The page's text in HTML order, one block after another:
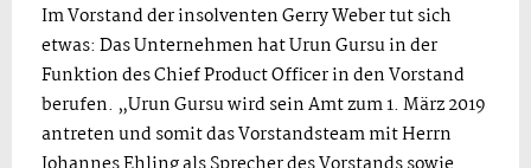
Im Vorstand der insolventen Gerry Weber tut sich
etwas: Das Unternehmen hat Urun Gursu in der
Funktion des Chief Product Officer in den Vorstand
berufen. „Urun Gursu wird sein Amt zum 1. März 2019
antreten und somit das Vorstandsteam mit Herrn